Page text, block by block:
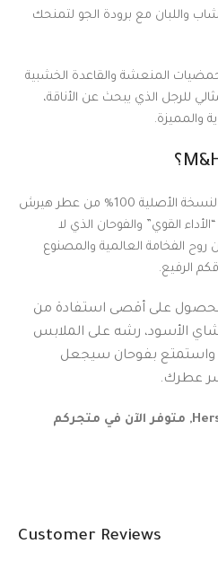
واللبان مع برودة الجو لتمنحك
المنعشة والقاعدة الخشبية
هيرش 2 الخيار المثالي للرجل الذي يبحث عن الأناقة،
والمميزة.
نضمن لكم النسخة الأصلية 100% من عطر هيرش
القوي” والفوحان الذي لا
الفخامة العالمية والمصنوع
الرفيع.
على أقصى استفادة من
الأسود، رشه على الملابس
واستمتع بفوحان سيجعل
عطرك.
انطلق بثقة مع 2 هيرش Hersh 2, متوفر الآن في متجركم
Customer Reviews